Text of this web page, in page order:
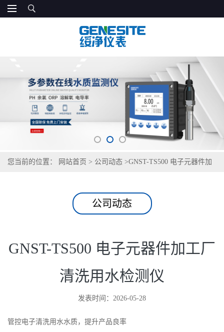
您当前的位置： 网站首页 > 公司动态 >GNST-TS500 电子元器件加
公司动态
GNST-TS500 电子元器件加工厂
清洗用水检测仪
发表时间：2026-05-28
管控电子清洗用水水质，提升产品良率